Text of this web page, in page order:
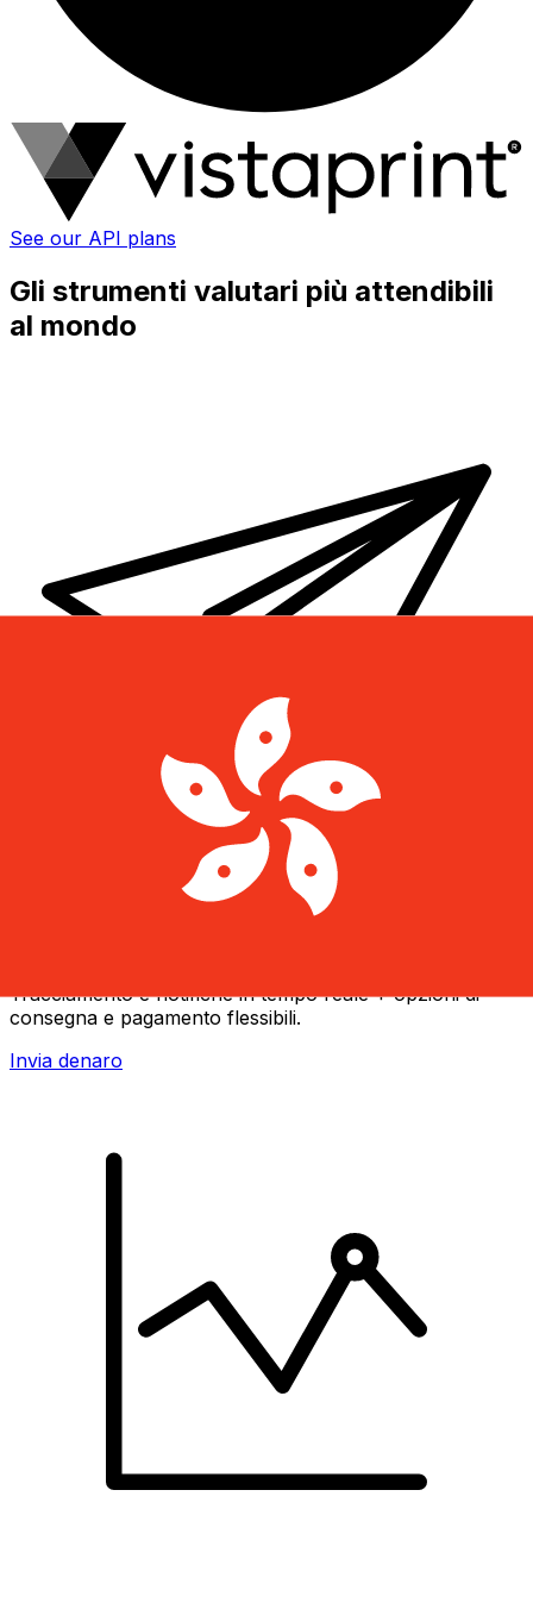
See our API plans
Gli strumenti valutari più attendibili
al mondo
Trasferimenti di denaro internazionali Xe
Tracciamento e notifiche in tempo reale + opzioni di
consegna e pagamento flessibili.
Invia denaro